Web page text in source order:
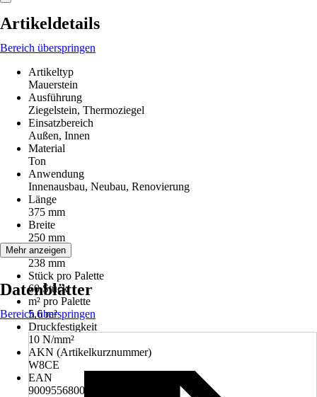
Artikeldetails
Bereich überspringen
Artikeltyp
Mauerstein
Ausführung
Ziegelstein, Thermoziegel
Einsatzbereich
Außen, Innen
Material
Ton
Anwendung
Innenausbau, Neubau, Renovierung
Länge
375 mm
Breite
250 mm
Höhe
238 mm
Stück pro Palette
60 Stück
m² pro Palette
5,6 m²
Druckfestigkeit
10 N/mm²
AKN (Artikelkurznummer)
W8CE
EAN
9009556800066
Mehr anzeigen
Datenblätter
Bereich überspringen